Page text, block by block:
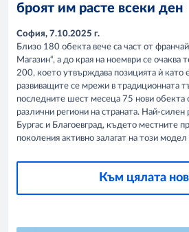
броят им расте всеки ден
София, 7.10.2025 г.
Близо 180 обекта вече са част от
Магазин“, а до края на ноември се очаква
200, което утвърждава позицията ѝ като
развиващите се мрежи в традиционната
последните шест месеца 75 нови обекта
различни региони на страната. Най-силен
Бургас и Благоевград, където местните
поколения активно залагат на този модел
Към цялата